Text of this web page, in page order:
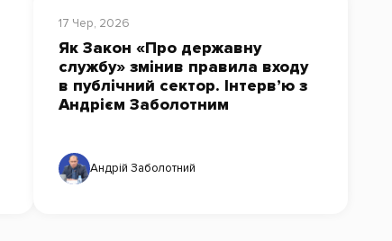
17 Чер, 2026
Як Закон «Про державну
службу» змінив правила входу
в публічний сектор. Інтерв’ю з
Андрієм Заболотним
Андрій Заболотний